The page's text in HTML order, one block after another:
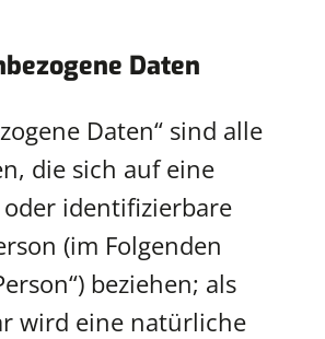
Daten
Daten“ sind alle
die sich auf eine
identifizierbare
(im Folgenden
beziehen; als
wird eine natürliche